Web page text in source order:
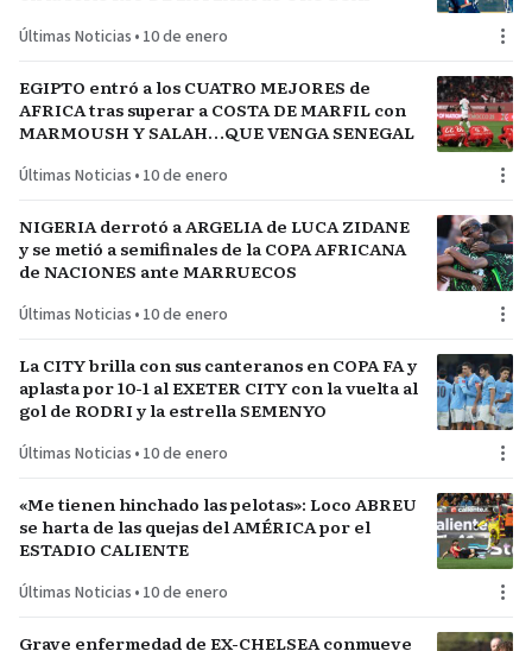
Últimas Noticias • 10 de enero
EGIPTO entró a los CUATRO MEJORES de
AFRICA tras superar a COSTA DE MARFIL con
MARMOUSH Y SALAH…QUE VENGA SENEGAL
Últimas Noticias • 10 de enero
NIGERIA derrotó a ARGELIA de LUCA ZIDANE
y se metió a semifinales de la COPA AFRICANA
de NACIONES ante MARRUECOS
Últimas Noticias • 10 de enero
La CITY brilla con sus canteranos en COPA FA y
aplasta por 10-1 al EXETER CITY con la vuelta al
gol de RODRI y la estrella SEMENYO
Últimas Noticias • 10 de enero
«Me tienen hinchado las pelotas»: Loco ABREU
se harta de las quejas del AMÉRICA por el
ESTADIO CALIENTE
Últimas Noticias • 10 de enero
Grave enfermedad de EX-CHELSEA conmueve